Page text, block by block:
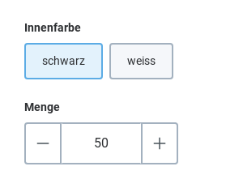
Innenfarbeauswählen
schwarz weiss(Diese Option ist
Menge